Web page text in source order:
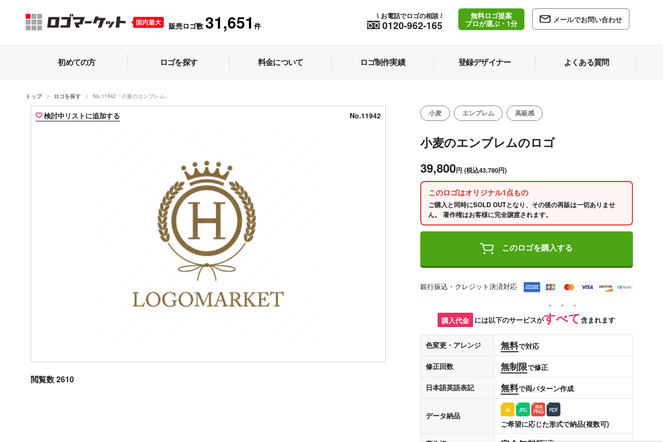
販売ロゴ数 31,651 件 0120-962-165
\ お電話でロゴの相談 /
無料ロゴ提案
プロが選ぶ・1分
メールでお問い合わせ
初めての方 ロゴを探す 料金について ロゴ制作実績 登録デザイナー よくある質問
トップ ロゴを探す No.11942「小麦のエンブレム」
検討中リストに追加する No.11942
閲覧数 2610
小麦 エンブレム 高級感
小麦のエンブレムのロゴ
39,800円 (税込43,780円)
このロゴはオリジナル1点もの
ご購入と同時にSOLD OUTとなり、その後の再販は一切ありませ
ん。 著作権はお客様に完全譲渡されます。
このロゴを購入する
銀行振込・クレジット決済対応
購入代金 には以下のサービスがすべて含まれます
色変更・アレンジ 無料で対応
修正回数 無制限で修正
日本語英語表記 無料で両パターン作成
データ納品
ご希望に応じた形式で納品(複数可)